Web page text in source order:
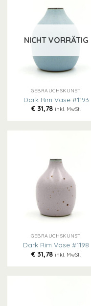
NICHT VORRÄTIG
GEBRAUCHSKUNST
Dark Rim Vase #1193
€ 31,78 inkl. MwSt.
GEBRAUCHSKUNST
Dark Rim Vase #1198
€ 31,78 inkl. MwSt.